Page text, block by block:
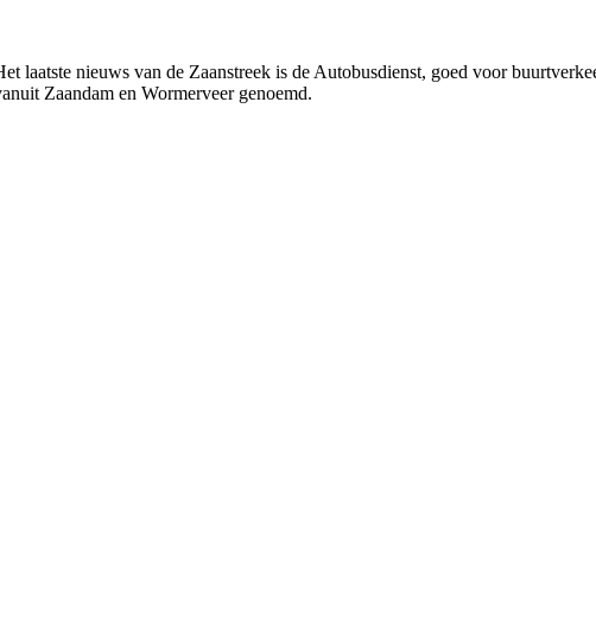
laatste nieuws van de Zaanstreek is de Autobusdienst, goed voor
Zaandam en Wormerveer genoemd.